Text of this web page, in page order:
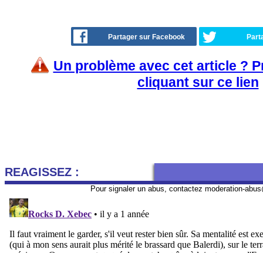
Partager sur Facebook
Un problème avec cet article ?
cliquant sur ce lien
REAGISSEZ :
Pour signaler un abus, contactez moderation-